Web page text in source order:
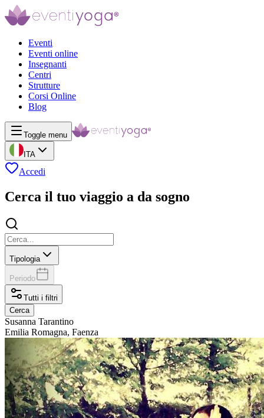
Eventi
Eventi online
Insegnanti
Centri
Strutture
Corsi Online
Blog
Toggle menu
ITA
Accedi
Cerca il tuo viaggio a da sogno
Tipologia
Periodo
Tutti i filtri
Cerca
Susanna Tarantino
Emilia Romagna, Faenza